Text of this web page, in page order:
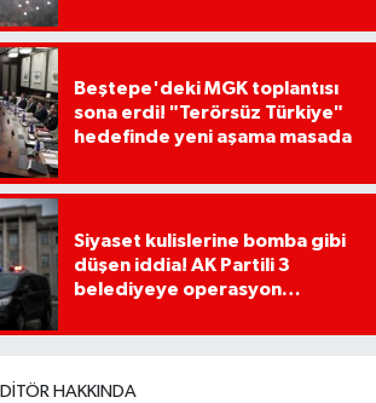
Beştepe'deki MGK toplantısı
sona erdi! "Terörsüz Türkiye"
hedefinde yeni aşama masada
Siyaset kulislerine bomba gibi
düşen iddia! AK Partili 3
belediyeye operasyon
HAKKINDA